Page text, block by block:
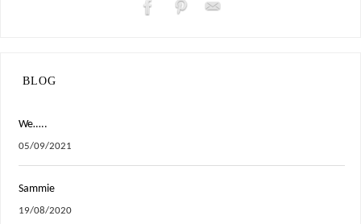
BLOG
We…..
05/09/2021
Sammie
19/08/2020